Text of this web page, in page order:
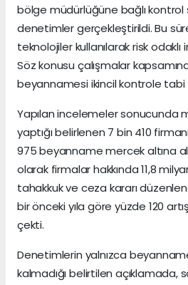
bölge müdürlüğüne bağlı kontrol
denetimler gerçekleştirildi. Bu
teknolojiler kullanılarak risk odaklı
Söz konusu çalışmalar
beyannamesi ikincil kontrole
Yapılan incelemeler sonucunda
yaptığı belirlenen 7 bin 410
975 beyanname mercek altına
olarak firmalar hakkında 11,8
tahakkuk ve ceza kararı
bir önceki yıla göre yüzde 120
çekti.
Denetimlerin yalnızca
kalmadığı belirtilen açıklamada,